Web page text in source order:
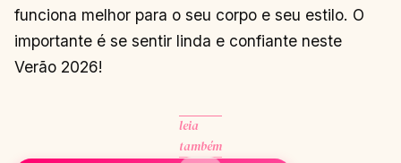
funciona melhor para o seu corpo e seu estilo. O
importante é se sentir linda e confiante neste
Verão 2026!
leia
também